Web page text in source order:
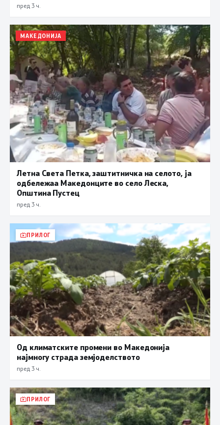
пред 3 ч.
МАКЕДОНИЈА
Летна Света Петка, заштитничка на селото, ја
одбележаа Македонците во село Леска,
Општина Пустец
пред 3 ч.
ПРИЛОГ
Од климатските промени во Македонија
најмногу страда земјоделството
пред 3 ч.
ПРИЛОГ